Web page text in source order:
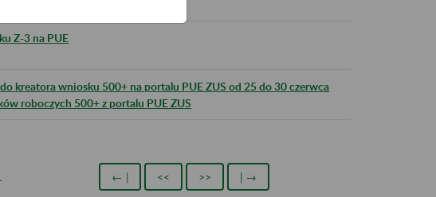
Z-3 na PUE
kreatora wniosku 500+ na portalu PUE ZUS od 25 do 30 czerwca
roboczych 500+ z portalu PUE ZUS
← | << >> | →